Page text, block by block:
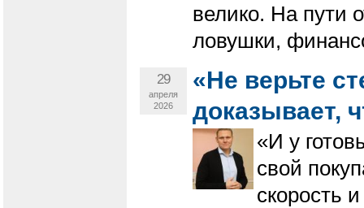
велико. На пути
ловушки,
29
апреля
2026
«Не верьте
доказывает,
«И у
свой
скорость